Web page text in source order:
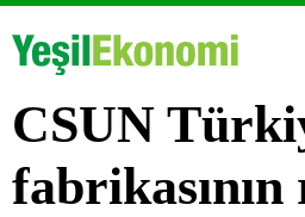
CSUN
fabrikasının